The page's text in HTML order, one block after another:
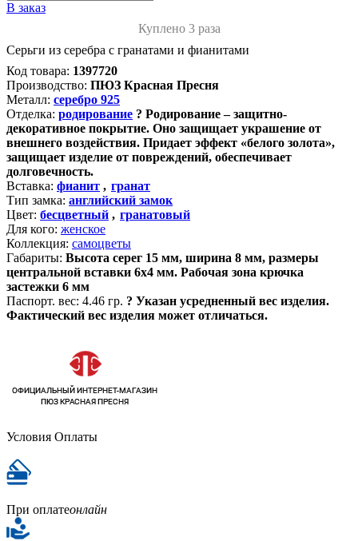
В заказ
Куплено 3 раза
Серьги из серебра с гранатами и фианитами
Код товара: 1397720
Производство: ПЮЗ Красная Пресня
Металл: серебро 925
Отделка: родирование ? Родирование – защитно-
декоративное покрытие. Оно защищает украшение от
внешнего воздействия. Придает эффект «белого золота»,
защищает изделие от повреждений, обеспечивает
долговечность.
Вставка: фианит , гранат
Тип замка: английский замок
Цвет: бесцветный , гранатовый
Для кого: женское
Коллекция: самоцветы
Габариты: Высота серег 15 мм, ширина 8 мм, размеры
центральной вставки 6х4 мм. Рабочая зона крючка
застежки 6 мм
Паспорт. вес: 4.46 гр. ? Указан усредненный вес изделия.
Фактический вес изделия может отличаться.
Условия Оплаты
При оплатеонлайн